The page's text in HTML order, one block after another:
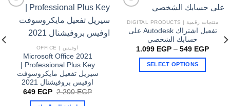
منتجات رقمية | DIGITAL PRODUCTS
تفعيل اشتراك Autodesk على
حسابك الشخصي
549 EGP
–
1.099 EGP
SELECT OPTIONS
اوفيس | OFFICE
Microsoft Office 2021
سيريل تفعيل مايكروسوفت
اوفيس بروفيشنال 2021
2.200EGP
السعر649 EGP
السعر